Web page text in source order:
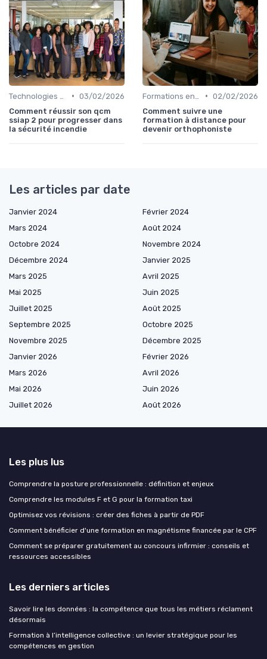
• 03/02/2026
Comment réussir son qcm
ssiap 2 pour progresser dans
la sécurité incendie
• 02/02/2026
Comment suivre une
formation à distance pour
devenir orthophoniste
Les articles par date
Janvier 2024
Février 2024
Mars 2024
Août 2024
Octobre 2024
Novembre 2024
Décembre 2024
Janvier 2025
Mars 2025
Avril 2025
Mai 2025
Juin 2025
Juillet 2025
Août 2025
Septembre 2025
Octobre 2025
Novembre 2025
Décembre 2025
Janvier 2026
Février 2026
Mars 2026
Avril 2026
Mai 2026
Juin 2026
Juillet 2026
Août 2026
Les plus lus
Comprendre la posture professionnelle : définition et enjeux
Comprendre les modules F et G pour la formation taxi
Optimisez vos révisions : créer des fiches à partir de PDF
Comment bénéficier d'une formation en magnétisme financée par le CPF
Comment se préparer gratuitement au concours infirmier : conseils et
ressources accessibles
Les derniers articles
Savoir lire les données : la compétence que tous les métiers réclament
désormais
Formation à l’intelligence collective : un levier stratégique pour les
compétences en gestion